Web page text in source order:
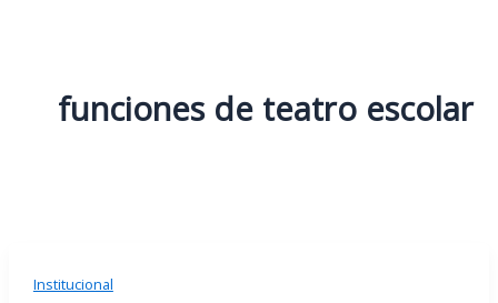
funciones de teatro escolar
Institucional